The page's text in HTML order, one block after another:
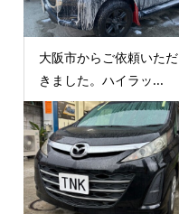
大阪市からご依頼いただ
きました。ハイラッ...